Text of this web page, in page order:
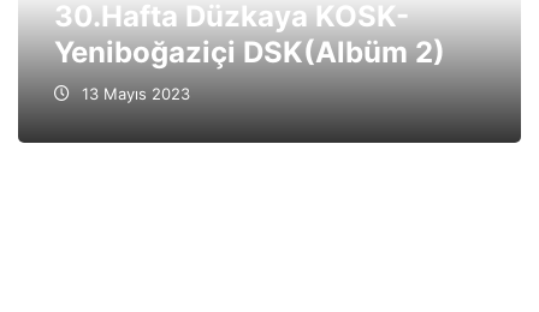
30.Hafta Düzkaya KOSK-
Yeniboğaziçi DSK(Albüm 2)
13 Mayıs 2023